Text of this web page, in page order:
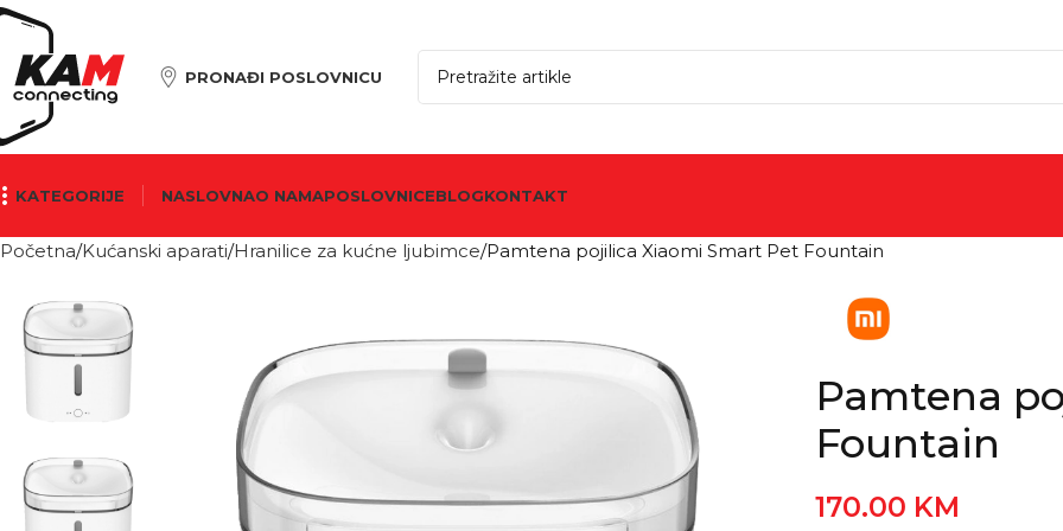
PRONAĐI POSLOVNICU
KATEGORIJE NASLOVNAO NAMAPOSLOVNICEBLOGKONTAKT
Početna Kućanski aparati Hranilice za kućne ljubimce Pamtena pojilica Xiaomi Smart Pet Fountain
Pamtena
Fountain
170.00 KM